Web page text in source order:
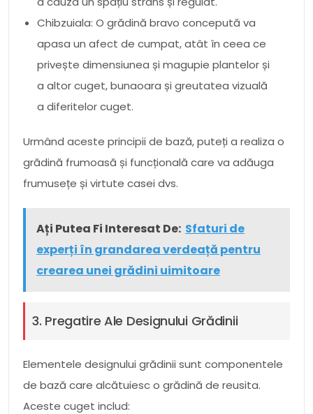
Chibzuiala: O grădină bravo concepută va
apasa un afect de cumpat, atât în ​​ceea ce
privește dimensiunea și magupie plantelor și
a altor cuget, bunaoara și greutatea vizuală
a diferitelor cuget.
Urmând aceste principii de bază, puteți a realiza o
grădină frumoasă și funcțională care va adăuga
frumusețe și virtute casei dvs.
Ați Putea Fi Interesat De: Sfaturi de
experți în grandarea verdeață pentru
crearea unei grădini uimitoare
3. Pregatire Ale Designului Grădinii
Elementele designului grădinii sunt componentele
de bază care alcătuiesc o grădină de reusita.
Aceste cuget includ: